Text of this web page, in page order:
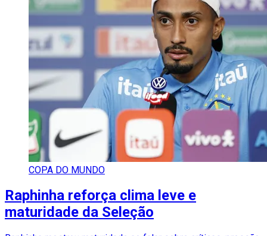
COPA DO MUNDO
Raphinha reforça clima leve e
maturidade da Seleção